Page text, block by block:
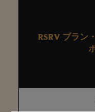
RSRV ブラン